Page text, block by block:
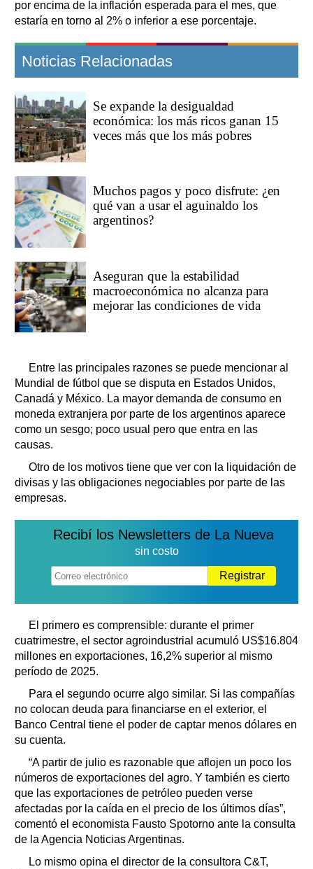
por encima de la inflación esperada para el mes, que
estaría en torno al 2% o inferior a ese porcentaje.
Noticias Relacionadas
Se expande la desigualdad
económica: los más ricos ganan 15
veces más que los más pobres
Muchos pagos y poco disfrute: ¿en
qué van a usar el aguinaldo los
argentinos?
Aseguran que la estabilidad
macroeconómica no alcanza para
mejorar las condiciones de vida
Entre las principales razones se puede mencionar al
Mundial de fútbol que se disputa en Estados Unidos,
Canadá y México. La mayor demanda de consumo en
moneda extranjera por parte de los argentinos aparece
como un sesgo; poco usual pero que entra en las
causas.
Otro de los motivos tiene que ver con la liquidación de
divisas y las obligaciones negociables por parte de las
empresas.
Recibí los Newsletters de La Nueva
sin costo
Registrar
El primero es comprensible: durante el primer
cuatrimestre, el sector agroindustrial acumuló US$16.804
millones en exportaciones, 16,2% superior al mismo
período de 2025.
Para el segundo ocurre algo similar. Si las compañías
no colocan deuda para financiarse en el exterior, el
Banco Central tiene el poder de captar menos dólares en
su cuenta.
“A partir de julio es razonable que aflojen un poco los
números de exportaciones del agro. Y también es cierto
que las exportaciones de petróleo pueden verse
afectadas por la caída en el precio de los últimos días”,
comentó el economista Fausto Spotorno ante la consulta
de la Agencia Noticias Argentinas.
Lo mismo opina el director de la consultora C&T,